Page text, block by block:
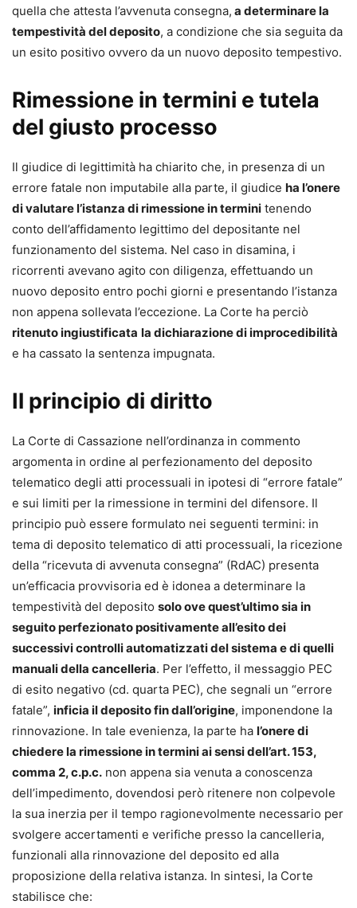
quella che attesta l’avvenuta consegna, a determinare la
tempestività del deposito, a condizione che sia seguita da
un esito positivo ovvero da un nuovo deposito tempestivo.
Rimessione in termini e tutela
del giusto processo
Il giudice di legittimità ha chiarito che, in presenza di un
errore fatale non imputabile alla parte, il giudice ha l’onere
di valutare l’istanza di rimessione in termini tenendo
conto dell’affidamento legittimo del depositante nel
funzionamento del sistema. Nel caso in disamina, i
ricorrenti avevano agito con diligenza, effettuando un
nuovo deposito entro pochi giorni e presentando l’istanza
non appena sollevata l’eccezione. La Corte ha perciò
ritenuto ingiustificata la dichiarazione di improcedibilità
e ha cassato la sentenza impugnata.
Il principio di diritto
La Corte di Cassazione nell’ordinanza in commento
argomenta in ordine al perfezionamento del deposito
telematico degli atti processuali in ipotesi di “errore fatale”
e sui limiti per la rimessione in termini del difensore. Il
principio può essere formulato nei seguenti termini: in
tema di deposito telematico di atti processuali, la ricezione
della “ricevuta di avvenuta consegna” (RdAC) presenta
un’efficacia provvisoria ed è idonea a determinare la
tempestività del deposito solo ove quest’ultimo sia in
seguito perfezionato positivamente all’esito dei
successivi controlli automatizzati del sistema e di quelli
manuali della cancelleria. Per l’effetto, il messaggio PEC
di esito negativo (cd. quarta PEC), che segnali un “errore
fatale”, inficia il deposito fin dall’origine, imponendone la
rinnovazione. In tale evenienza, la parte ha l’onere di
chiedere la rimessione in termini ai sensi dell’art. 153,
comma 2, c.p.c. non appena sia venuta a conoscenza
dell’impedimento, dovendosi però ritenere non colpevole
la sua inerzia per il tempo ragionevolmente necessario per
svolgere accertamenti e verifiche presso la cancelleria,
funzionali alla rinnovazione del deposito ed alla
proposizione della relativa istanza. In sintesi, la Corte
stabilisce che: